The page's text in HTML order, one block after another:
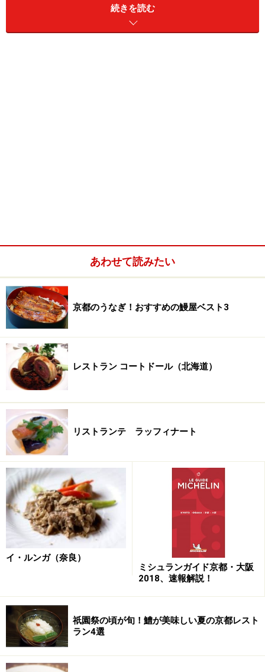
山の岩出ならではのイタリアン「Ristorante AiDA（リス
トランテ アイーダ）」を開店。その後、マダムの小林有
巳さん（以前大阪にあった「ル・ピリエ」のシェフ）と
ご結婚され、2007年には宿泊可能なヴィラを増築し、レ
ストランに宿泊施設もついた「Villa AiDA（ヴィラ・アイ
ーダ）」となりました。
手書きの案内板が温かみを感
ガーデンにはテラスも
あります。
店の横には自家菜園畑
続きを読む
あわせて読みたい
京都のうなぎ！おすすめの鰻屋ベスト3
レストラン コートドール（北海道）
リストランテ ラッフィナート
イ・ルンガ（奈良）
ミシュランガイド京都・大阪
2018、速報解説！
祇園祭の頃が旬！鱧が美味しい夏の京都レスト
ラン4選